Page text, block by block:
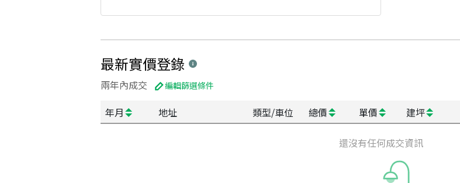
最新實價登錄
兩年內成交 編輯篩選條件
年月 地址 類型/車位 總價 單價 建坪
還沒有任何成交資訊